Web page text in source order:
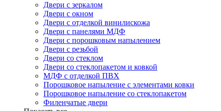
Двери с зеркалом
Двери с окном
Двери с отделкой винилискожа
Двери с панелями МДФ
Двери с порошковым напылением
Двери с резьбой
Двери со стеклом
Двери со стеклопакетом и ковкой
МДФ с отделкой ПВХ
Порошковое напыление с элементами ковки
Порошковое напыление со стеклопакетом
Филенчатые двери